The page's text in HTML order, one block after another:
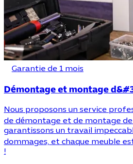
Garantie de 1 mois
Démontage et montage
Nous proposons un service
de démontage et de montage de
garantissons un travail
dommages, et chaque meuble
!